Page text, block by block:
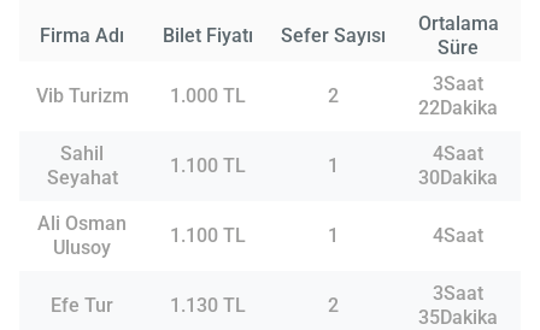
Firma Adı Bilet Fiyatı Sefer Sayısı
Ortalama
Süre
Vib Turizm 1.000 TL 2
3Saat
22Dakika
Sahil
Seyahat
1.100 TL 1
4Saat
30Dakika
Ali Osman
Ulusoy
1.100 TL 1 4Saat
Efe Tur 1.130 TL 2
3Saat
35Dakika